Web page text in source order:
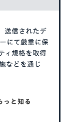
送信されたデ
にて厳重に保
ィ規格を取得
などを通じ
っと知る